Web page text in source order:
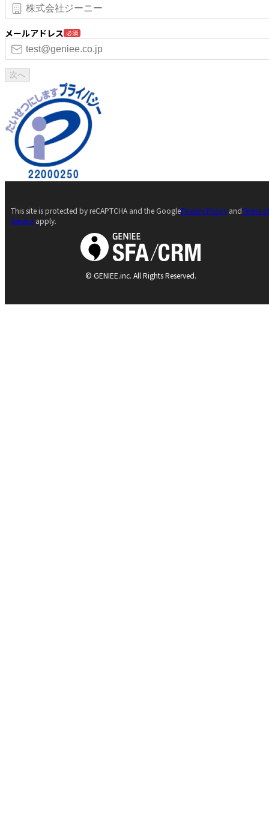
メールアドレス 必須
次へ
© GENIEE.inc. All Rights Reserved.
This site is protected by reCAPTCHA and the GooglePrivacy Policy andTerms
Service apply.